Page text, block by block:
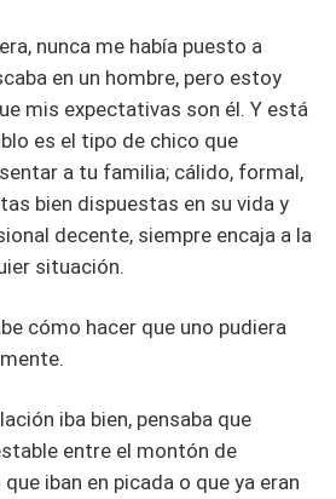
nunca me había puesto a
en un hombre, pero estoy
mis expectativas son él. Y está
es el tipo de chico que
a tu familia; cálido, formal,
bien dispuestas en su vida y
decente, siempre encaja a la
situación.
cómo hacer que uno pudiera
iba bien, pensaba que
entre el montón de
iban en picada o que ya eran